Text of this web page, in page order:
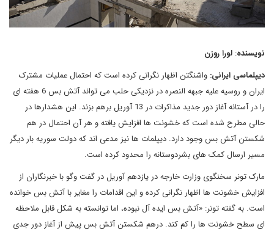
نویسنده: لورا روزن
دیپلماسی ایرانی: واشنگتن اظهار نگرانی کرده است که احتمال عملیات مشترک
ایران و روسیه علیه جبهه النصره در نزدیکی حلب می تواند آتش بس 6 هفته ای
را در آستانه آغاز دور جدید مذاکرات در 13 آوریل برهم بزند. این هشدارها در
حالی مطرح شده است که خشونت ها افزایش یافته و هر آن احتمال در هم
شکستن آتش بس وجود دارد. دیپلمات ها نیز مدعی اند که دولت سوریه بار دیگر
مسیر ارسال کمک های بشردوستانه را محدود کرده است.
مارک تونر سخنگوی وزارت خارجه در یازدهم آوریل در گفت وگو با خبرنگاران از
افزایش خشونت ها اظهار نگرانی کرده و این اقدامات را مغایر با آتش بس خوانده
است. به گفته تونر: «آتش بس ایده آل نبوده، اما توانسته به شکل قابل ملاحظه
ای سطح خشونت ها را کم کند. درهم شکستن آتش بس پیش از آغاز دور جدی